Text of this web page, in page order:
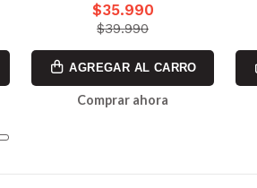
$35.990
$39.990
AGREGAR AL CARRO
Comprar ahora